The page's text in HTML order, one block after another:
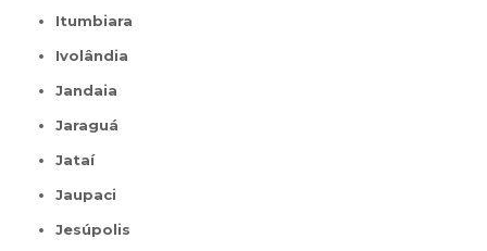
Itumbiara
Ivolândia
Jandaia
Jaraguá
Jataí
Jaupaci
Jesúpolis